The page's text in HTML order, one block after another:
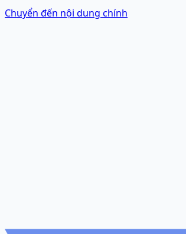
Chuyển đến nội dung chính